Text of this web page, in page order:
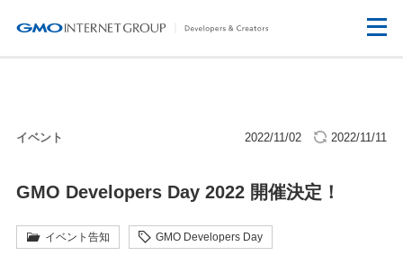
イベント 2022/11/02 2022/11/11
GMO Developers Day 2022 開催決定！
イベント告知 GMO Developers Day